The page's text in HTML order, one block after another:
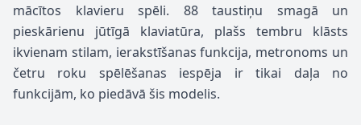
mācītos klavieru spēli. 88 taustiņu smagā un
pieskārienu jūtīgā klaviatūra, plašs tembru klāsts
ikvienam stilam, ierakstīšanas funkcija, metronoms un
četru roku spēlēšanas iespēja ir tikai daļa no
funkcijām, ko piedāvā šis modelis.